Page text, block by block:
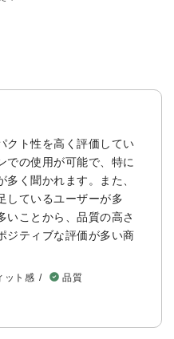
クト性を高く評価してい
での使用が可能で、特に
く聞かれます。また、
しているユーザーが多
いことから、品質の高さ
ジティブな評価が多い商
ット感
品質